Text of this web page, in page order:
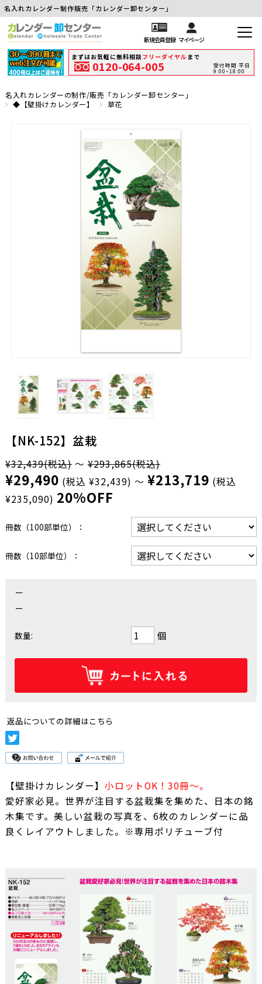
名入れカレンダー制作販売「カレンダー卸センター」
新規会員登録 マイページ
まずはお気軽に無料相談フリーダイヤル まで
0120-064-005
受付時間 平日
9:00~18:00
名入れカレンダーの制作/販売「カレンダー卸センター」
◆【壁掛けカレンダー】
草花
【NK-152】盆栽
¥32,439(税込) ～ ¥293,865(税込)
¥29,490 (税込 ¥32,439) ～ ¥213,719 (税込
¥235,090) 20%OFF
冊数（100部単位）：
冊数（10部単位）：
－
－
数量: 個
返品についての詳細はこちら
【壁掛けカレンダー】 小ロットOK！30冊～。
愛好家必見。世界が注目する盆栽集を集めた、日本の銘
木集です。美しい盆栽の写真を、6枚のカレンダーに品
良くレイアウトしました。※専用ポリチューブ付